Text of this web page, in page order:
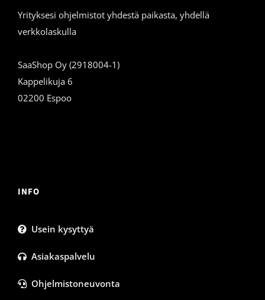
Yrityksesi ohjelmistot yhdestä paikasta, yhdellä
verkkolaskulla
SaaShop Oy (2918004-1)
Kappelikuja 6
02200 Espoo
INFO
Usein kysyttyä
Asiakaspalvelu
Ohjelmistoneuvonta